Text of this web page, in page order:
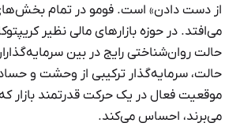
از دست دادن» است. فومو در تمام
می‌افتد. در حوزه بازارهای مالی نظیر
حالت روان‌شناختی رایج در بین
حالت، سرمایه‌گذار ترکیبی از وحشت و
موقعیت فعال در یک حرکت قدرتمند بازار که
می‌برند، احساس می‌کند.